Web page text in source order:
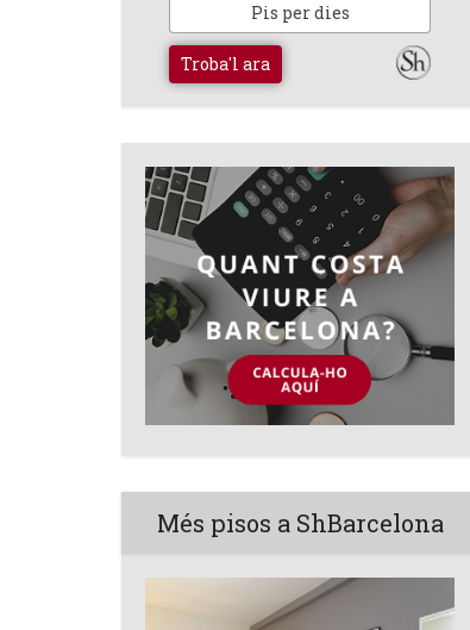
Pis per dies
Troba'l ara
Més pisos a ShBarcelona